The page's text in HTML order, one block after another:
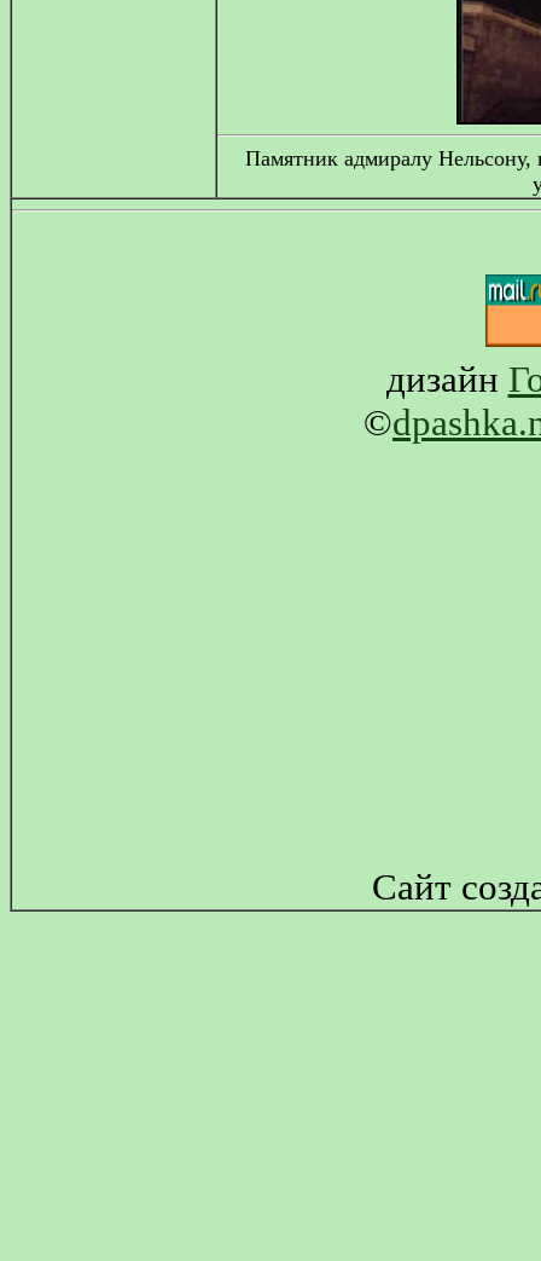
Памятник адмиралу Нельсону,
дизайн
©
Сайт